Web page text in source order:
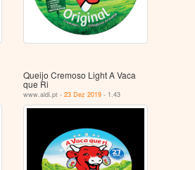
Queijo Cremoso Light A Vaca
que Ri
www.aldi.pt -23 Dez 2019 - 1.43